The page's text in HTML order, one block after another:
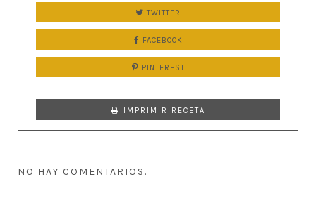
TWITTER
FACEBOOK
PINTEREST
IMPRIMIR RECETA
NO HAY COMENTARIOS.